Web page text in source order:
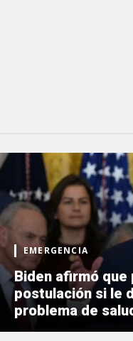
EMERGENCIA
Biden afirmó
postulación si le
problema de